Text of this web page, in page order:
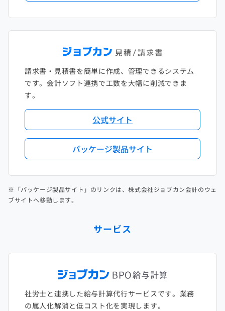
請求書・見積書を簡単に作成、管理できるシステム
です。会計ソフト連携で工数を大幅に削減できま
す。
公式サイト
パッケージ製品サイト
※「パッケージ製品サイト」のリンクは、株式会社ジョブカン会計のウェ
ブサイトへ移動します。
サービス
社労士と連携した給与計算代行サービスです。業務
の属人化解消と低コスト化を実現します。